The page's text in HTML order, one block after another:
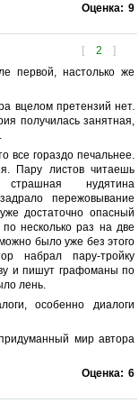
Оценка: 9
[ 2 ]
первой, настолько же
вцелом претензий нет.
получилась занятная,
все гораздо печальнее.
Пару листов читаешь
нудятина
пережовывание
достаточно опасный
несколько раз на две
было уже без этого
набрал пару-тройку
и пишут графоманы по
лень.
особенно диалоги
мир автора
Оценка: 6